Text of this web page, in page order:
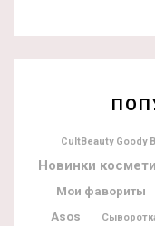
CultBeauty Goody
Новинки
Мои фавориты
Asos